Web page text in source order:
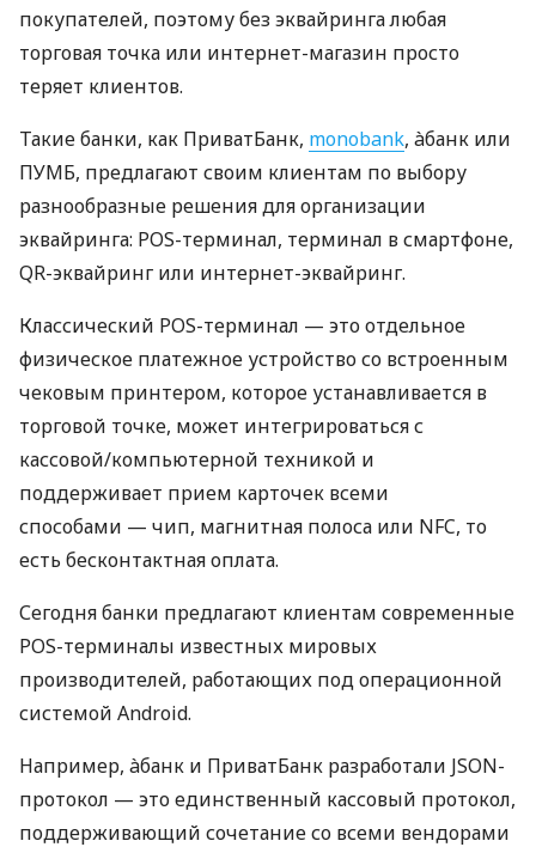
покупателей, поэтому без эквайринга любая
торговая точка или интернет-магазин просто
теряет клиентов.
Такие банки, как ПриватБанк, monobank, àбанк или
ПУМБ, предлагают своим клиентам по выбору
разнообразные решения для организации
эквайринга: POS-терминал, терминал в смартфоне,
QR-эквайринг или интернет-эквайринг.
Классический POS-терминал — это отдельное
физическое платежное устройство со встроенным
чековым принтером, которое устанавливается в
торговой точке, может интегрироваться с
кассовой/компьютерной техникой и
поддерживает прием карточек всеми
способами — чип, магнитная полоса или NFC, то
есть бесконтактная оплата.
Сегодня банки предлагают клиентам современные
POS-терминалы известных мировых
производителей, работающих под операционной
системой Android.
Например, àбанк и ПриватБанк разработали JSON-
протокол — это единственный кассовый протокол,
поддерживающий сочетание со всеми вендорами